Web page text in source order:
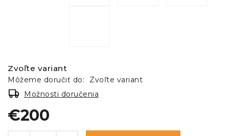
€200
Zvoľte variant
Môžeme doručiť do:
Zvoľte variant
Možnosti doručenia